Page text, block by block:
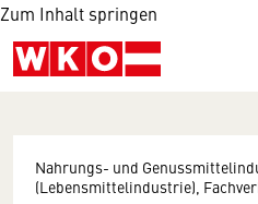
Zum Inhalt springen
Nahrungs- und
(Lebensmittelindustrie),